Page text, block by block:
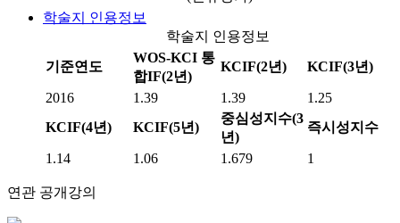
학술지 인용정보
학술지 인용정보
기준연도
WOS-KCI 통
합IF(2년)
KCIF(2년) KCIF(3년)
2016 1.39 1.39
1.25
KCIF(4년)
KCIF(5년)
중심성지수(3
년)
즉시성지수
1.14 1.06 1.679 1
연관 공개강의